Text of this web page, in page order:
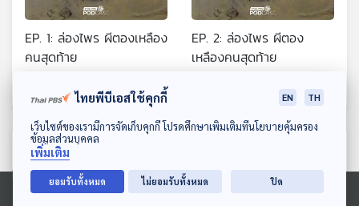
ดาวน์โหลด Thai PBS Podcast Application
EP. 1: ล่องไพร ผีตองเหลือง
คนสุดท้าย
EP. 2: ล่องไพร ผีตอง
เหลืองคนสุดท้าย
ตอนที่เกี่ยวข้อง
ไทยพีบีเอสใช้คุกกี้ EN TH
เว็บไซต์ของเรามีการจัดเก็บคุกกี้ โปรดศึกษาเพิ่มเติมที่นโยบายคุ้มครอง
ข้อมูลส่วนบุคคล
เพิ่มเติม
ยอมรับทั้งหมด ไม่ยอมรับทั้งหมด ปิด